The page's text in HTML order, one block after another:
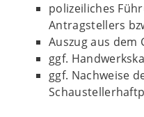
polizeiliches
Antragstellers
Auszug aus
ggf.
ggf. Nachweise